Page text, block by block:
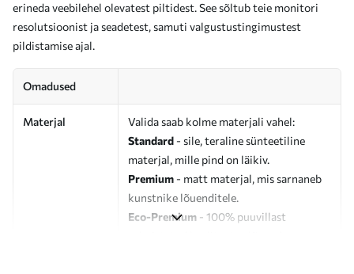
erineda veebilehel olevatest piltidest. See sõltub teie monitori
resolutsioonist ja seadetest, samuti valgustustingimustest
pildistamise ajal.
Omadused
Materjal
Valida saab kolme materjali vahel:
Standard - sile, teraline sünteetiline
materjal, mille pind on läikiv.
Premium - matt materjal, mis sarnaneb
kunstnike lõuenditele.
Eco-Premium - 100% puuvillast